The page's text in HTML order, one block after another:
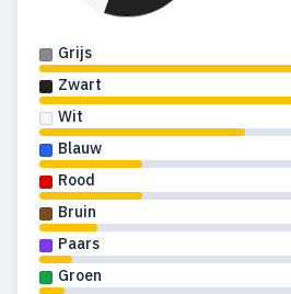
371
1992
1991 633
1990
1989 303
1988 263
1987
Grijs
Zwart
Wit
Blauw
Rood
Bruin
Paars
Groen